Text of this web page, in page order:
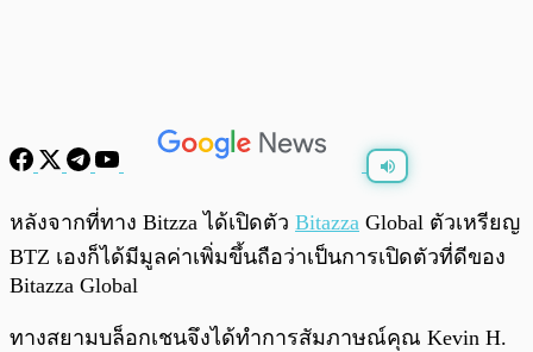
พร้อมเล่น / 0:00
หลังจากที่ทาง Bitzza ได้เปิดตัว Bitazza Global ตัวเหรียญ
BTZ เองก็ได้มีมูลค่าเพิ่มขึ้นถือว่าเป็นการเปิดตัวที่ดีของ
Bitazza Global
ทางสยามบล็อกเชนจึงได้ทำการสัมภาษณ์คุณ Kevin H.